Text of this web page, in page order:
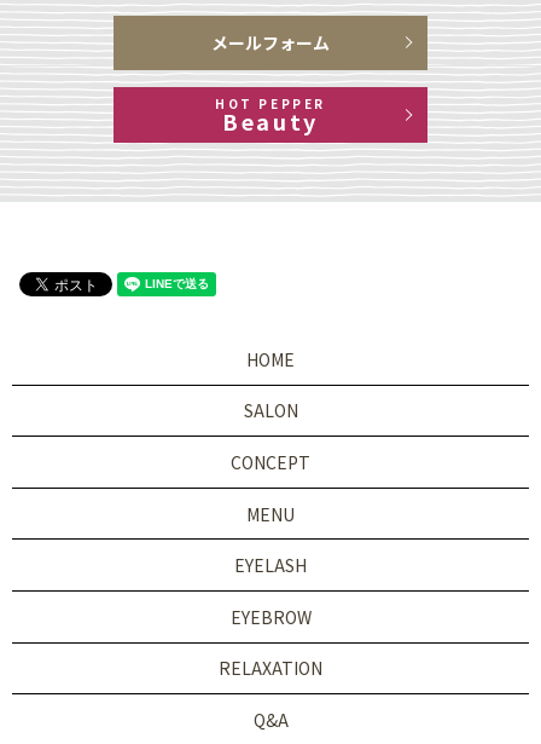
メールフォーム
HOT PEPPER
Beauty
HOME
SALON
CONCEPT
MENU
EYELASH
EYEBROW
RELAXATION
Q&A